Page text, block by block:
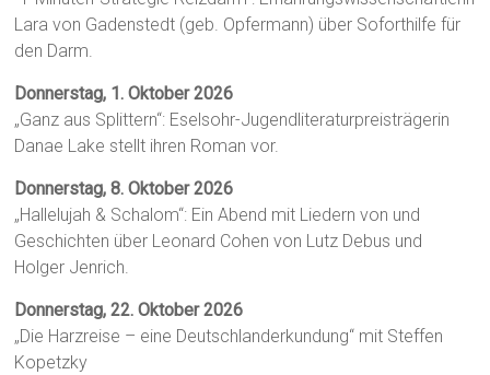
Lara von Gadenstedt (geb. Opfermann) über Soforthilfe für
den Darm.
Donnerstag, 1. Oktober 2026
„Ganz aus Splittern“: Eselsohr-Jugendliteraturpreisträgerin
Danae Lake stellt ihren Roman vor.
Donnerstag, 8. Oktober 2026
„Hallelujah & Schalom“: Ein Abend mit Liedern von und
Geschichten über Leonard Cohen von Lutz Debus und
Holger Jenrich.
Donnerstag, 22. Oktober 2026
„Die Harzreise – eine Deutschlanderkundung“ mit Steffen
Kopetzky